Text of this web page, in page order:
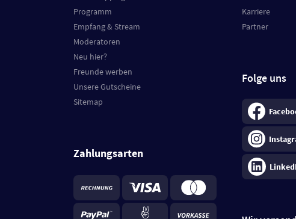
Programm
Empfang & Stream
Moderatoren
Neu hier?
Freunde werben
Unsere Gutscheine
Sitemap
Zahlungsarten
Karriere
Partner
Folge uns